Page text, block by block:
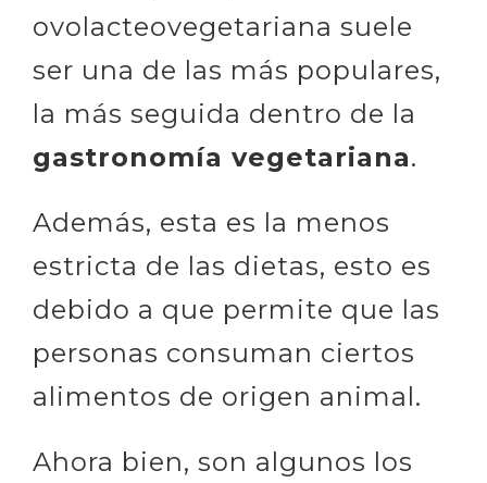
ovolacteovegetariana suele
ser una de las más populares,
la más seguida dentro de la
gastronomía vegetariana.
Además, esta es la menos
estricta de las dietas, esto es
debido a que permite que las
personas consuman ciertos
alimentos de origen animal.
Ahora bien, son algunos los